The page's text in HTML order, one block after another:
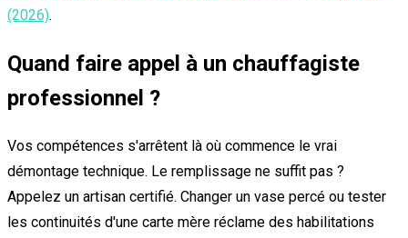
(2026).
Quand faire appel à un chauffagiste
professionnel ?
Vos compétences s'arrêtent là où commence le vrai
démontage technique. Le remplissage ne suffit pas ?
Appelez un artisan certifié. Changer un vase percé ou tester
les continuités d'une carte mère réclame des habilitations